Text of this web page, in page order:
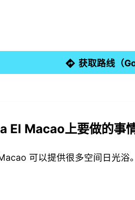
获取路线（
El Macao上要做的事
可以提供很多空间日光浴